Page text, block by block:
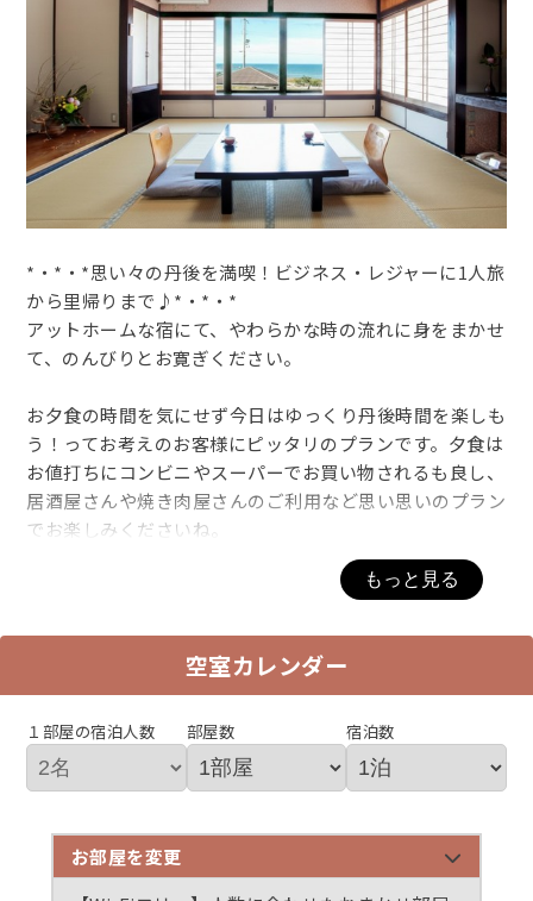
*・*・*思い々の丹後を満喫！ビジネス・レジャーに1人旅
から里帰りまで♪*・*・*
アットホームな宿にて、やわらかな時の流れに身をまかせ
て、のんびりとお寛ぎください。
お夕食の時間を気にせず今日はゆっくり丹後時間を楽しも
う！ってお考えのお客様にピッタリのプランです。夕食は
お値打ちにコンビニやスーパーでお買い物されるも良し、
居酒屋さんや焼き肉屋さんのご利用など思い思いのプラン
でお楽しみくださいね。
小さな宿ではございますが、仲買人の主人をはじめ、素朴
み重ねて参りたいと考えております。
一生懸命努めますので、お気づきの事、お願い等は、御予
約時または、御宿泊中にお気軽にお伝えください。出来る
限り努めたいと思いますが、他のお客様に差し障ること
は、お約束できませんので御了承ください。
露天風呂を男湯、内湯を女湯としてご利用いただきま
す。 午後８：００より、午前７：００までは、内湯、露
もっと見る
空室カレンダー
１部屋の宿泊人数 部屋数 宿泊数
お部屋を変更